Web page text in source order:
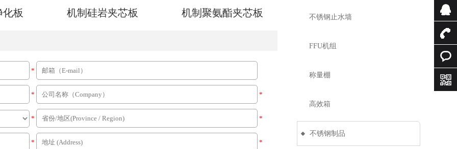
不锈钢止水墙
FFU机组
称量棚
高效箱
不锈钢制品
化板 机制硅岩夹芯板 机制聚氨酯夹芯板
*
* *
* *
* *
QQ咨
询
0512-
在线咨